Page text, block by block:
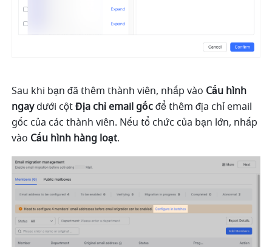
Sau khi bạn đã thêm thành viên, nhấp vào Cấu hình
ngay dưới cột Địa chỉ email gốc để thêm địa chỉ email
gốc của các thành viên. Nếu tổ chức của bạn lớn, nhấp
vào Cấu hình hàng loạt.